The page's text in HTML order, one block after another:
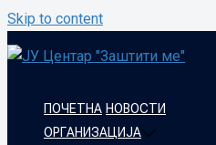
Skip to content
ПОЧЕТНА НОВОСТИ
ОРГАНИЗАЦИЈА